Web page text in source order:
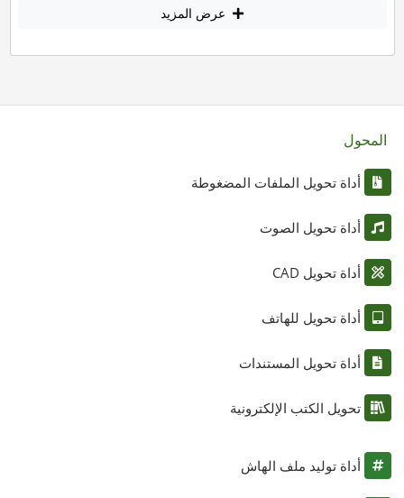
عرض المزيد
المحول
أداة تحويل الملفات المضغوطة
أداة تحويل الصوت
أداة تحويل CAD
أداة تحويل للهاتف
أداة تحويل المستندات
تحويل الكتب الإلكترونية
أداة توليد ملف الهاش